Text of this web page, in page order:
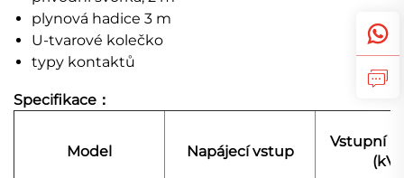
plynová hadice 3 m
U-tvarové kolečko
typy kontaktů
Specifikace：
Model Napájecí vstup
Vstupní